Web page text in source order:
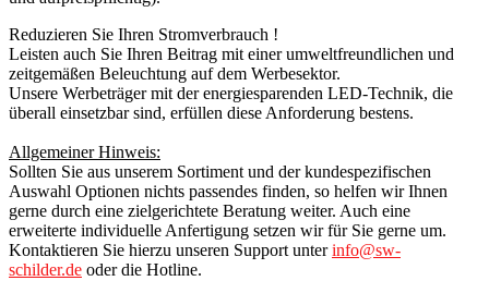
Reduzieren Sie Ihren Stromverbrauch !
Leisten auch Sie Ihren Beitrag mit einer umweltfreundlichen und
zeitgemäßen Beleuchtung auf dem Werbesektor.
Unsere Werbeträger mit der energiesparenden LED-Technik, die
überall einsetzbar sind, erfüllen diese Anforderung bestens.
Allgemeiner Hinweis:
Sollten Sie aus unserem Sortiment und der kundespezifischen
Auswahl Optionen nichts passendes finden, so helfen wir Ihnen
gerne durch eine zielgerichtete Beratung weiter. Auch eine
erweiterte individuelle Anfertigung setzen wir für Sie gerne um.
Kontaktieren Sie hierzu unseren Support unterinfo@sw-
schilder.de oder die Hotline.